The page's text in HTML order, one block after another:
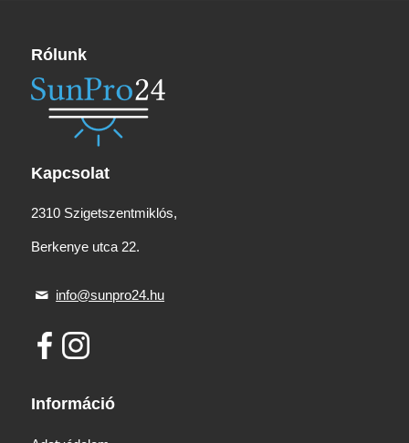
Rólunk
Kapcsolat
2310 Szigetszentmiklós,
Berkenye utca 22.
info@sunpro24.hu
Információ